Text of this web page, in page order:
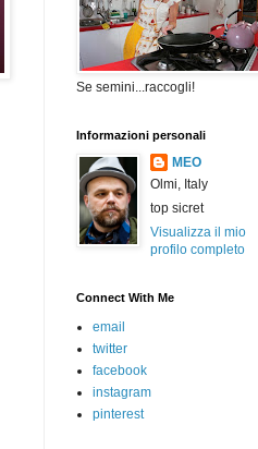
Se semini...raccogli!
Informazioni personali
MEO
Olmi, Italy
top sicret
Visualizza il mio
profilo completo
Connect With Me
email
twitter
facebook
instagram
pinterest